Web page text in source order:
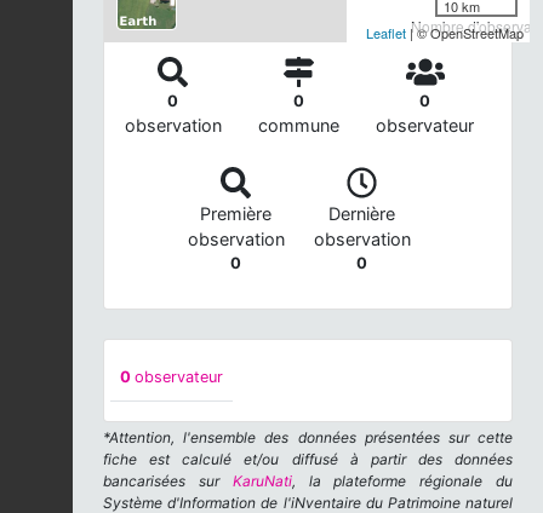
Nombre
10 km
Leaflet | © OpenStreetMap
0
observation
0
commune
0
observateur
Première
observation
0
Dernière
observation
0
0 observateur
*Attention, l'ensemble des données présentées sur cette
fiche est calculé et/ou diffusé à partir des données
bancarisées sur KaruNati, la plateforme régionale du
Système d'Information de l'iNventaire du Patrimoine naturel